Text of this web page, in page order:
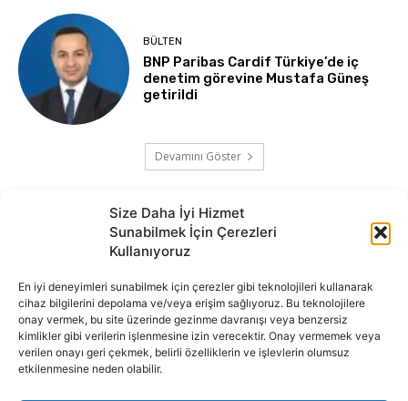
Size Daha İyi Hizmet
Sunabilmek İçin Çerezleri
Kullanıyoruz
En iyi deneyimleri sunabilmek için çerezler gibi teknolojileri kullanarak
cihaz bilgilerini depolama ve/veya erişim sağlıyoruz. Bu teknolojilere
onay vermek, bu site üzerinde gezinme davranışı veya benzersiz
kimlikler gibi verilerin işlenmesine izin verecektir. Onay vermemek veya
verilen onayı geri çekmek, belirli özelliklerin ve işlevlerin olumsuz
etkilenmesine neden olabilir.
BÜLTEN
BNP Paribas Cardif Türkiye’de iç
denetim görevine Mustafa Güneş
getirildi
Devamını Göster
İnternet portalımızda yer alan tüm haber metini, resim ve benzeri
içeriğin hakları Sigortamedya Yayıncılık A.Ş.'ye aittir. Hiçbir şekilde
basılı ya da elektronik bir ortamda, kaynak gösterilse bile izin